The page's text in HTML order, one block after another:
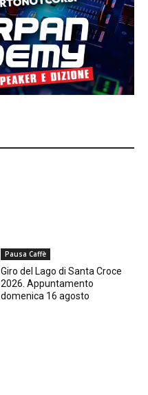
Pausa Caffè
Giro del Lago di Santa Croce
2026. Appuntamento
domenica 16 agosto